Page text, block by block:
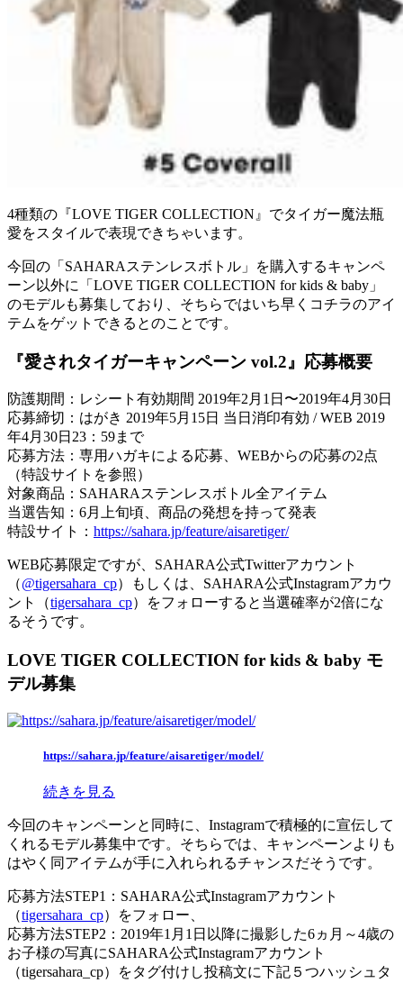
4種類の『LOVE TIGER COLLECTION』でタイガー魔法瓶
愛をスタイルで表現できちゃいます。
今回の「SAHARAステンレスボトル」を購入するキャンペ
ーン以外に「LOVE TIGER COLLECTION for kids & baby」
のモデルも募集しており、そちらではいち早くコチラのアイ
テムをゲットできるとのことです。
『愛されタイガーキャンペーン vol.2』応募概要
防護期間：レシート有効期間 2019年2月1日〜2019年4月30日
応募締切：はがき 2019年5月15日 当日消印有効 / WEB 2019
年4月30日23：59まで
応募方法：専用ハガキによる応募、WEBからの応募の2点
（特設サイトを参照）
対象商品：SAHARAステンレスボトル全アイテム
当選告知：6月上旬頃、商品の発想を持って発表
特設サイト： https://sahara.jp/feature/aisaretiger/
WEB応募限定ですが、SAHARA公式Twitterアカウント
（@tigersahara_cp）もしくは、SAHARA公式Instagramアカウ
ント（tigersahara_cp）をフォローすると当選確率が2倍にな
るそうです。
LOVE TIGER COLLECTION for kids & baby モ
デル募集
https://sahara.jp/feature/aisaretiger/model/
続きを見る
今回のキャンペーンと同時に、Instagramで積極的に宣伝して
くれるモデル募集中です。そちらでは、キャンペーンよりも
はやく同アイテムが手に入れられるチャンスだそうです。
応募方法STEP1：SAHARA公式Instagramアカウント
（tigersahara_cp）をフォロー、
応募方法STEP2：2019年1月1日以降に撮影した6ヵ月～4歳の
お子様の写真にSAHARA公式Instagramアカウント
（tigersahara_cp）をタグ付けし投稿文に下記５つハッシュタ